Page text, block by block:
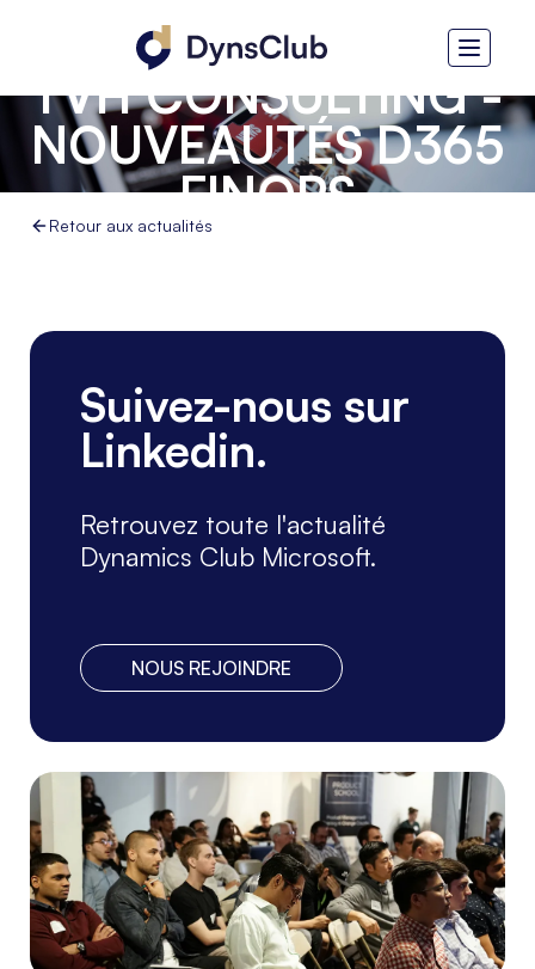
TVH CONSULTING -
NOUVEAUTÉS D365
FINOPS
Retour aux actualités
Suivez-nous sur
Linkedin.
Retrouvez toute l'actualité
Dynamics Club Microsoft.
NOUS REJOINDRE